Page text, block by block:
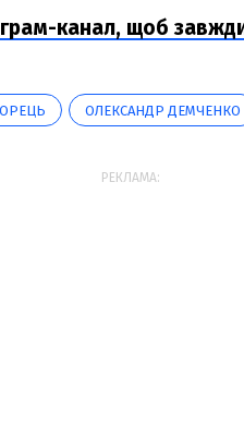
канал, щоб
ОЛЕКСАНДР ДЕМЧЕНКО
РЕКЛАМА: